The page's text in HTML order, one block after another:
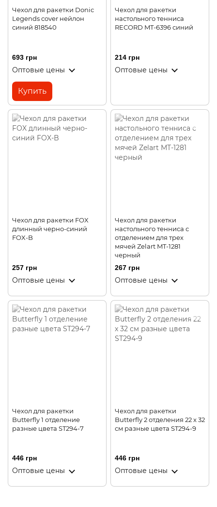
Чехол для ракетки Donic
Legends cover нейлон
синий 818540
693 грн
Оптовые цены
Купить
Чехол для ракетки
настольного тенниса
RECORD MT-6396 синий
214 грн
Оптовые цены
Чехол для ракетки FOX
длинный черно-синий
FOX-B
257 грн
Оптовые цены
Чехол для ракетки
настольного тенниса с
отделением для трех
мячей Zelart MT-1281
черный
267 грн
Оптовые цены
Чехол для ракетки
Butterfly 1 отделение
разные цвета ST294-7
446 грн
Оптовые цены
Чехол для ракетки
Butterfly 2 отделения 22 х 32
см разные цвета ST294-9
446 грн
Оптовые цены